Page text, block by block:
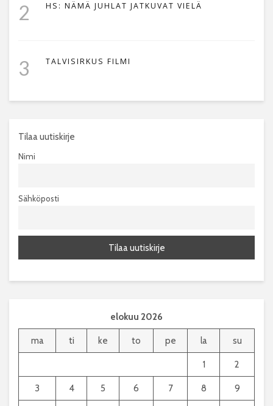
2 HS: NÄMÄ JUHLAT JATKUVAT VIELÄ
3 TALVISIRKUS FILMI
Tilaa uutiskirje
Nimi
Sähköposti
elokuu 2026
ma ti ke to pe la su
1 2
3 4 5 6 7 8 9